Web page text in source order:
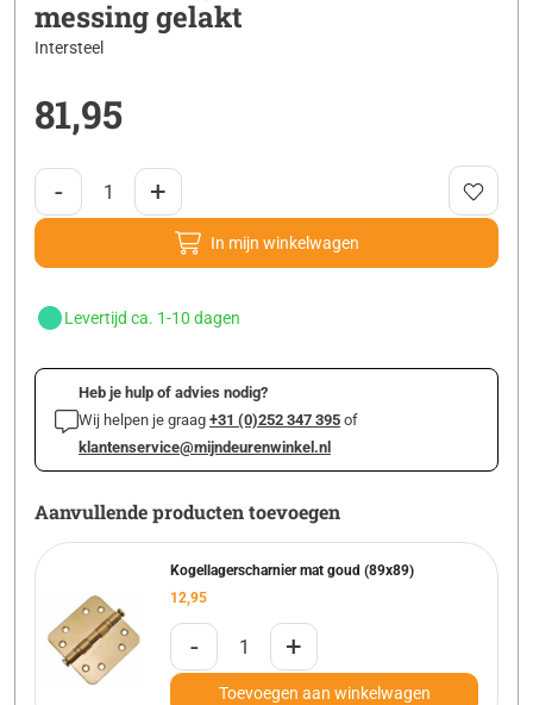
messing gelakt
Intersteel
81,95
- +
In mijn winkelwagen
Levertijd ca. 1-10 dagen
Heb je hulp of advies nodig?
Wij helpen je graag +31 (0)252 347 395 of
klantenservice@mijndeurenwinkel.nl
Aanvullende producten toevoegen
Kogellagerscharnier mat goud (89x89)
12,95
- +
Toevoegen aan winkelwagen